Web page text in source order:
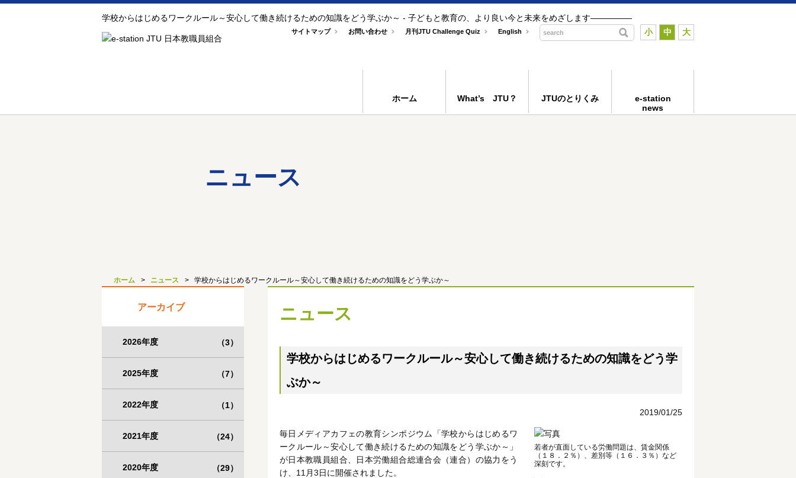
学校からはじめるワークルール～安心して働き続けるための知識をどう学ぶか～ - 子どもと教育の、より良い今と未来をめざします―――――
サイトマップ お問い合わせ 月刊JTU Challenge Quiz English 小 中 大
ホーム What’s JTU？ JTUのとりくみ
e-station
news
ニュース
ホーム ニュース 学校からはじめるワークルール～安心して働き続けるための知識をどう学ぶか～
ニュース
学校からはじめるワークルール～安心して働き続けるための知識をどう学
ぶか～
2019/01/25
若者が直面している労働問題は、賃金関係
（１８．２％）、差別等（１６．３％）など
深刻です。
毎日メディアカフェの教育シンポジウム「学校からはじめるワ
ークルール～安心して働き続けるための知識をどう学ぶか～」
が日本教職員組合、日本労働組合総連合会（連合）の協力をう
け、11月3日に開催されました。
アーカイブ
2026年度 （3）
2025年度 （7）
2022年度 （1）
2021年度 （24）
2020年度 （29）